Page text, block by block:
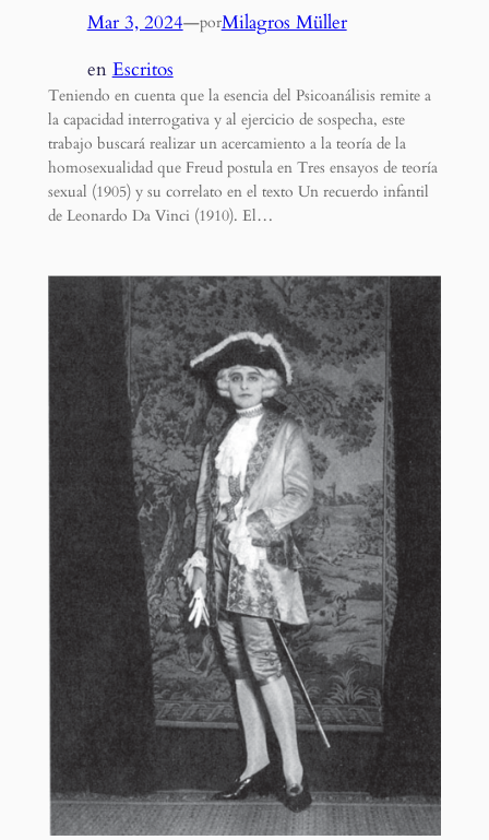
Mar 3, 2024—porMilagros Müller
en Escritos
Teniendo en cuenta que la esencia del Psicoanálisis remite a
la capacidad interrogativa y al ejercicio de sospecha, este
trabajo buscará realizar un acercamiento a la teoría de la
homosexualidad que Freud postula en Tres ensayos de teoría
sexual (1905) y su correlato en el texto Un recuerdo infantil
de Leonardo Da Vinci (1910). El…